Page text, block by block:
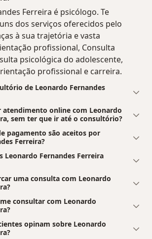
Ferreira é psicólogo. Te
dos serviços oferecidos pelo
à sua trajetória e vasta
profissional, Consulta
psicológica do adolescente,
profissional e carreira.
de Leonardo Fernandes
atendimento online com Leonardo
sem ter que ir até o consultório?
pagamento são aceitos por
Ferreira?
Leonardo Fernandes Ferreira
uma consulta com Leonardo
consultar com Leonardo
opinam sobre Leonardo